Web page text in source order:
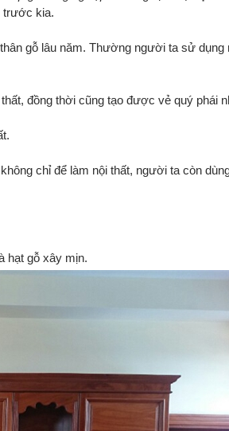
trước kia.
gỗ lâu năm. Thường người ta sử dụng
đồng thời cũng tạo được vẻ quý phái
chỉ để làm nội thất, người ta còn
hạt gỗ xây mịn.